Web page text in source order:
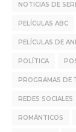
NOTICIAS DE
PELÍCULAS ABC
PELÍCULAS DE
POLÍTICA
PROGRAMAS DE
REDES SOCIALES
ROMÁNTICOS